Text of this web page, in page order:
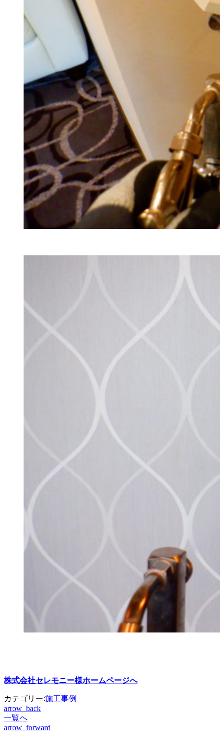
株式会社セレモニー様ホームページへ
カテゴリー:施工事例
arrow_back
一覧へ
arrow_forward